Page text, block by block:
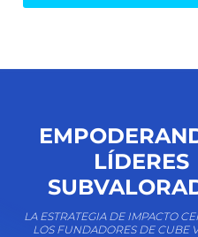
LÍDERES
LA ESTRATEGIA DE IMPACTO
LOS FUNDADORES DE CUBE